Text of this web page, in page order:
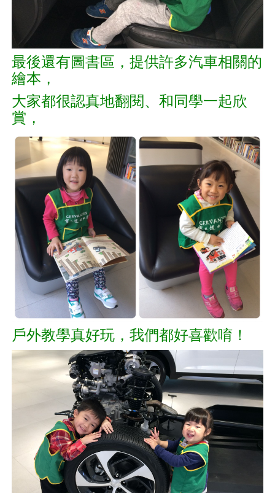
最後還有圖書區，提供許多汽車相關的
繪本，
大家都很認真地翻閱、和同學一起欣
賞，
戶外教學真好玩， 我們都好喜歡唷！